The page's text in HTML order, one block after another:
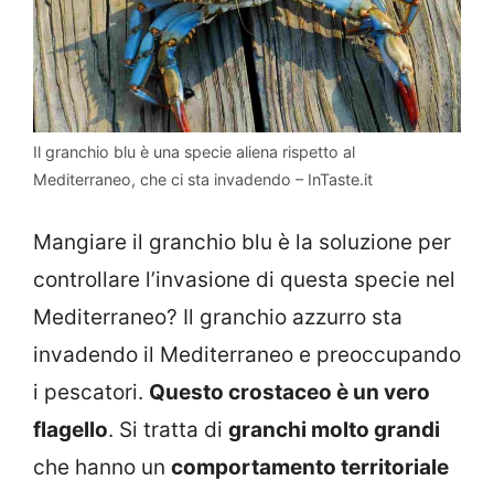
Il granchio blu è una specie aliena rispetto al
Mediterraneo, che ci sta invadendo – InTaste.it
Mangiare il granchio blu è la soluzione per
controllare l’invasione di questa specie nel
Mediterraneo? Il granchio azzurro sta
invadendo il Mediterraneo e preoccupando
i pescatori. Questo crostaceo è un vero
flagello. Si tratta di granchi molto grandi
che hanno un comportamento territoriale